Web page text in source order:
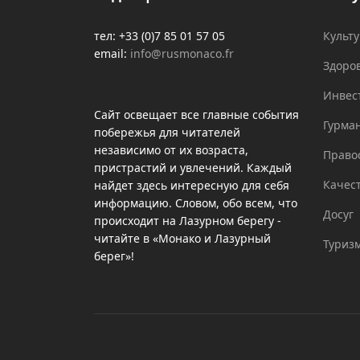
тел: +33 (0)7 85 01 57 05
email: info@rusmonaco.fr
Сайт освещает все главные события
побережья для читателей
независимо от их возраста,
пристрастий и увлечений. Каждый
найдет здесь интересную для себя
информацию. Словом, обо всем, что
происходит на Лазурном берегу -
читайте в «Монако и Лазурный
берег»!
Досуг